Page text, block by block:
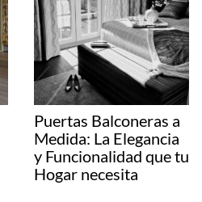
Puertas Balconeras a
Medida: La Elegancia
y Funcionalidad que tu
Hogar necesita